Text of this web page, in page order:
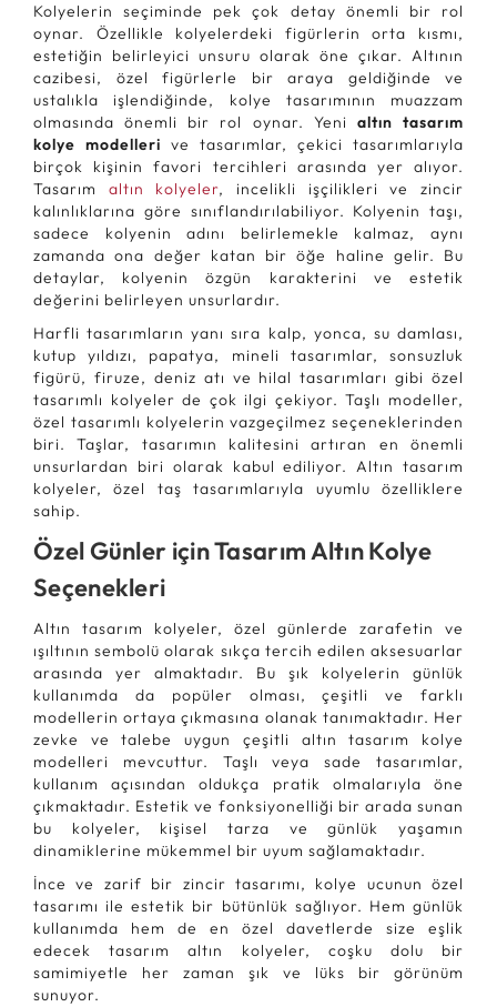
Kolyelerin seçiminde pek çok detay önemli bir rol
oynar. Özellikle kolyelerdeki figürlerin orta kısmı,
estetiğin belirleyici unsuru olarak öne çıkar. Altının
cazibesi, özel figürlerle bir araya geldiğinde ve
ustalıkla işlendiğinde, kolye tasarımının muazzam
olmasında önemli bir rol oynar. Yeni altın tasarım
kolye modelleri ve tasarımlar, çekici tasarımlarıyla
birçok kişinin favori tercihleri arasında yer alıyor.
Tasarım altın kolyeler, incelikli işçilikleri ve zincir
kalınlıklarına göre sınıflandırılabiliyor. Kolyenin taşı,
sadece kolyenin adını belirlemekle kalmaz, aynı
zamanda ona değer katan bir öğe haline gelir. Bu
detaylar, kolyenin özgün karakterini ve estetik
değerini belirleyen unsurlardır.
Harfli tasarımların yanı sıra kalp, yonca, su damlası,
kutup yıldızı, papatya, mineli tasarımlar, sonsuzluk
figürü, firuze, deniz atı ve hilal tasarımları gibi özel
tasarımlı kolyeler de çok ilgi çekiyor. Taşlı modeller,
özel tasarımlı kolyelerin vazgeçilmez seçeneklerinden
biri. Taşlar, tasarımın kalitesini artıran en önemli
unsurlardan biri olarak kabul ediliyor. Altın tasarım
kolyeler, özel taş tasarımlarıyla uyumlu özelliklere
sahip.
Özel Günler için Tasarım Altın Kolye
Seçenekleri
Altın tasarım kolyeler, özel günlerde zarafetin ve
ışıltının sembolü olarak sıkça tercih edilen aksesuarlar
arasında yer almaktadır. Bu şık kolyelerin günlük
kullanımda da popüler olması, çeşitli ve farklı
modellerin ortaya çıkmasına olanak tanımaktadır. Her
zevke ve talebe uygun çeşitli altın tasarım kolye
modelleri mevcuttur. Taşlı veya sade tasarımlar,
kullanım açısından oldukça pratik olmalarıyla öne
çıkmaktadır. Estetik ve fonksiyonelliği bir arada sunan
bu kolyeler, kişisel tarza ve günlük yaşamın
dinamiklerine mükemmel bir uyum sağlamaktadır.
İnce ve zarif bir zincir tasarımı, kolye ucunun özel
tasarımı ile estetik bir bütünlük sağlıyor. Hem günlük
kullanımda hem de en özel davetlerde size eşlik
edecek tasarım altın kolyeler, coşku dolu bir
samimiyetle her zaman şık ve lüks bir görünüm
sunuyor.